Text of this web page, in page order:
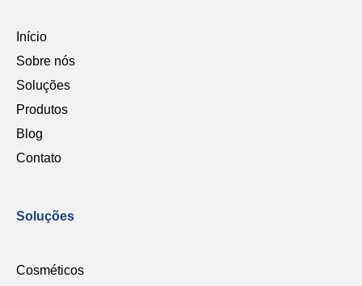
Início
Sobre nós
Soluções
Produtos
Blog
Contato
Soluções
Cosméticos